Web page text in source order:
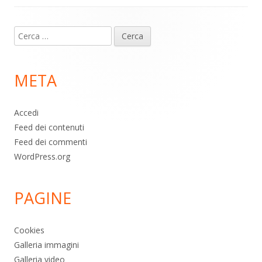
piè
pagina
Ricerca
per:
META
Accedi
Feed dei contenuti
Feed dei commenti
WordPress.org
PAGINE
Cookies
Galleria immagini
Galleria video